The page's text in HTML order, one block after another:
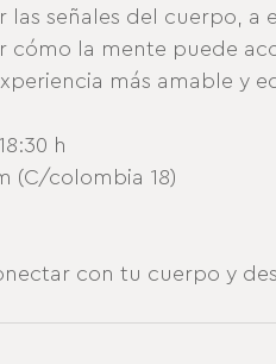
las señales del cuerpo, a
cómo la mente puede
más amable y
h
(C/colombia 18)
con tu cuerpo y